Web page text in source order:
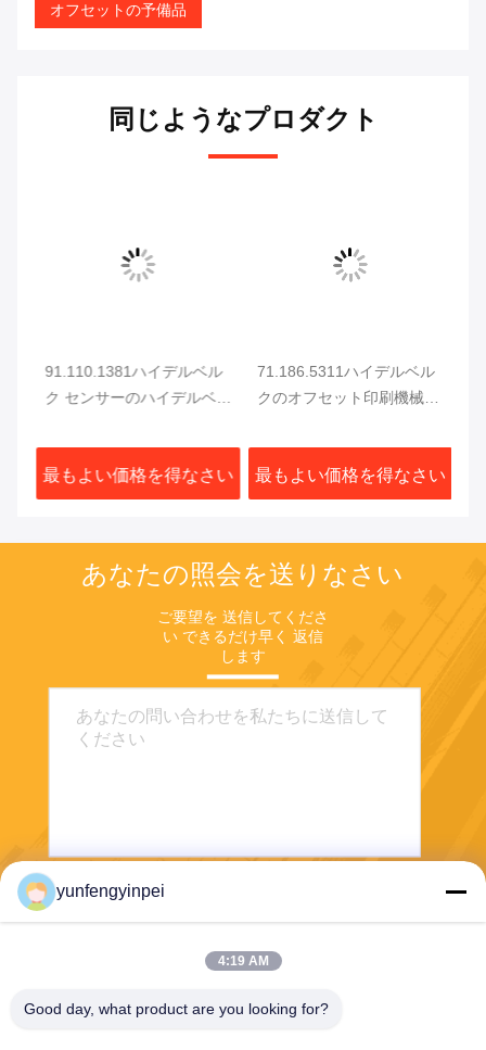
オフセットの予備品
同じようなプロダクト
91.110.1381ハイデルベル
ク センサーのハイデルベル
量
最もよい価格を得なさい
71.186.5311ハイデルベル
クのオフセット印刷機械モ
最もよい価格を得なさい
あなたの照会を送りなさい
ご要望を 送信してくださ
い できるだけ早く 返信
します
yunfengyinpei
4:19 AM
Good day, what product are you looking for?